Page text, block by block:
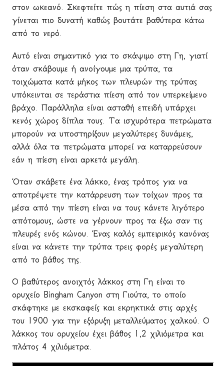
στον ωκεανό. Σκεφτείτε πώς η πίεση στα αυτιά σας
γίνεται πιο δυνατή καθώς βουτάτε βαθύτερα κάτω
από το νερό.
Αυτό είναι σημαντικό για το σκάψιμο στη Γη, γιατί
όταν σκάβουμε ή ανοίγουμε μια τρύπα, τα
τοιχώματα κατά μήκος των πλευρών της τρύπας
υπόκεινται σε τεράστια πίεση από τον υπερκείμενο
βράχο. Παράλληλα είναι ασταθή επειδή υπάρχει
κενός χώρος δίπλα τους. Τα ισχυρότερα πετρώματα
μπορούν να υποστηρίξουν μεγαλύτερες δυνάμεις,
αλλά όλα τα πετρώματα μπορεί να καταρρεύσουν
εάν η πίεση είναι αρκετά μεγάλη.
Όταν σκάβετε ένα λάκκο, ένας τρόπος για να
αποτρέψετε την κατάρρευση των τοίχων προς τα
μέσα από την πίεση είναι να τους κάνετε λιγότερο
απότομους, ώστε να γέρνουν προς τα έξω σαν τις
πλευρές ενός κώνου. Ένας καλός εμπειρικός κανόνας
είναι να κάνετε την τρύπα τρεις φορές μεγαλύτερη
από το βάθος της.
Ο βαθύτερος ανοιχτός λάκκος στη Γη είναι το
ορυχείο Bingham Canyon στη Γιούτα, το οποίο
σκάφτηκε με εκσκαφείς και εκρηκτικά στις αρχές
του 1900 για την εξόρυξη μεταλλεύματος χαλκού. Ο
λάκκος του ορυχείου έχει βάθος 1,2 χιλιόμετρα και
πλάτος 4 χιλιόμετρα.